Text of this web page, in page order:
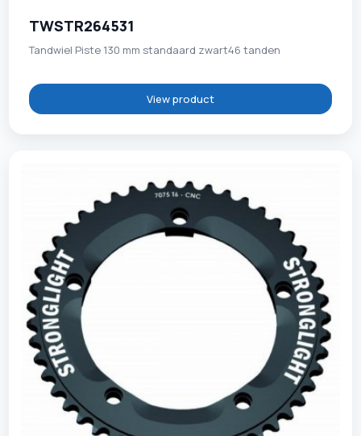
TWSTR264531
Tandwiel Piste 130 mm standaard zwart46 tanden
View product